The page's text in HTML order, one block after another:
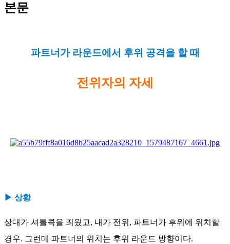
본문
파트너가 라운드에서 후위 공격을 할 때
전위자의 자세
▶ 상황
상대가 셔틀콕을 띄웠고, 내가 전위, 파트너가 후위에 위치할
경우. 그런데 파트너의 위치는 후위 라운드 방향이다.